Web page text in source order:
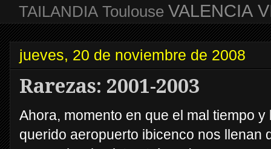
TAILANDIA Toulouse VALENCIA
jueves, 20 de noviembre de 2008
Rarezas: 2001-2003
Ahora, momento en que el mal tiempo
querido aeropuerto ibicenco nos llenan